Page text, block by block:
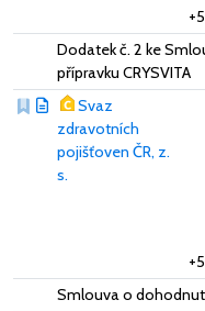
Dodatek č. 2 ke
přípravku CRYSVITA
Svaz
zdravotních
pojišťoven ČR, z.
s.
Smlouva o